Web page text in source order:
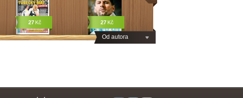
Od autora
27 Kč 27 Kč